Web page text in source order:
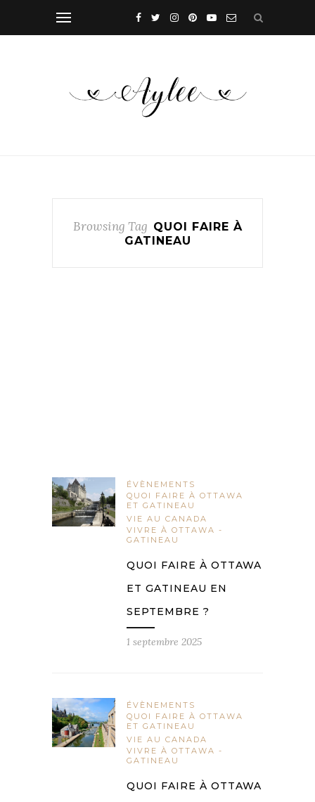
Browsing Tag QUOI FAIRE À
GATINEAU
ÉVÈNEMENTS
QUOI FAIRE À OTTAWA
ET GATINEAU
VIE AU CANADA
VIVRE À OTTAWA -
GATINEAU
QUOI FAIRE À OTTAWA
ET GATINEAU EN
SEPTEMBRE ?
1 septembre 2025
ÉVÈNEMENTS
QUOI FAIRE À OTTAWA
ET GATINEAU
VIE AU CANADA
VIVRE À OTTAWA -
GATINEAU
QUOI FAIRE À OTTAWA